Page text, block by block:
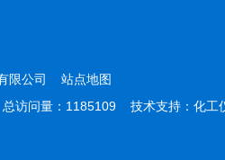
限公司 站点地图
访问量：1185109 技术支持： 化工